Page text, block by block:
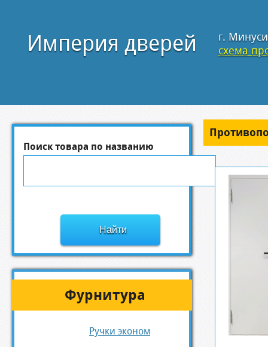
Империя дверей
г.
схема
Поиск товара по названию
Фурнитура
Ручки эконом